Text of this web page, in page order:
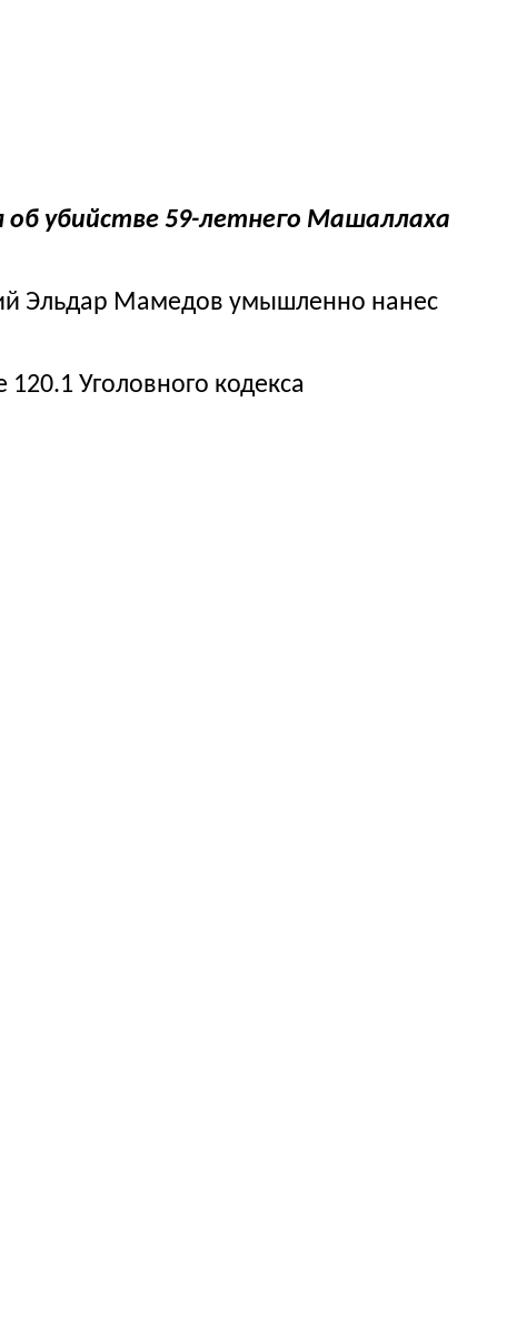
убийстве 59-летнего Машаллаха
Эльдар Мамедов умышленно нанес
Уголовного кодекса